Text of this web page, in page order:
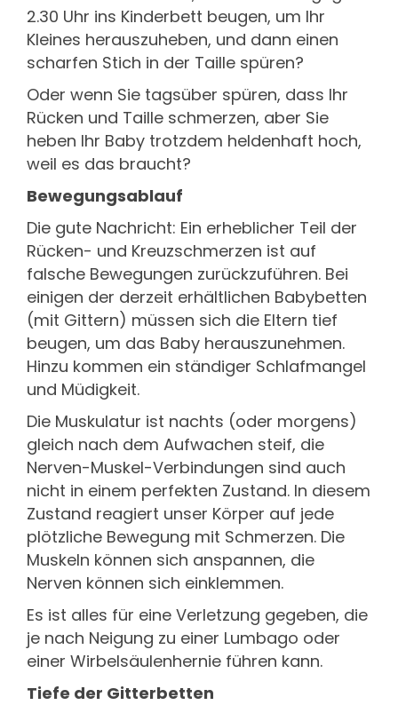
2.30 Uhr ins Kinderbett beugen, um Ihr
Kleines herauszuheben, und dann einen
scharfen Stich in der Taille spüren?
Oder wenn Sie tagsüber spüren, dass Ihr
Rücken und Taille schmerzen, aber Sie
heben Ihr Baby trotzdem heldenhaft hoch,
weil es das braucht?
Bewegungsablauf
Die gute Nachricht: Ein erheblicher Teil der
Rücken- und Kreuzschmerzen ist auf
falsche Bewegungen zurückzuführen. Bei
einigen der derzeit erhältlichen Babybetten
(mit Gittern) müssen sich die Eltern tief
beugen, um das Baby herauszunehmen.
Hinzu kommen ein ständiger Schlafmangel
und Müdigkeit.
Die Muskulatur ist nachts (oder morgens)
gleich nach dem Aufwachen steif, die
Nerven-Muskel-Verbindungen sind auch
nicht in einem perfekten Zustand. In diesem
Zustand reagiert unser Körper auf jede
plötzliche Bewegung mit Schmerzen. Die
Muskeln können sich anspannen, die
Nerven können sich einklemmen.
Es ist alles für eine Verletzung gegeben, die
je nach Neigung zu einer Lumbago oder
einer Wirbelsäulenhernie führen kann.
Tiefe der Gitterbetten